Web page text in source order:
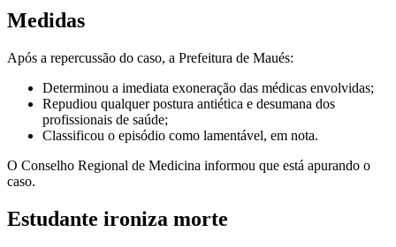
Medidas
Após a repercussão do caso, a Prefeitura de Maués:
Determinou a imediata exoneração das médicas envolvidas;
Repudiou qualquer postura antiética e desumana dos
profissionais de saúde;
Classificou o episódio como lamentável, em nota.
O Conselho Regional de Medicina informou que está apurando o
caso.
Estudante ironiza morte